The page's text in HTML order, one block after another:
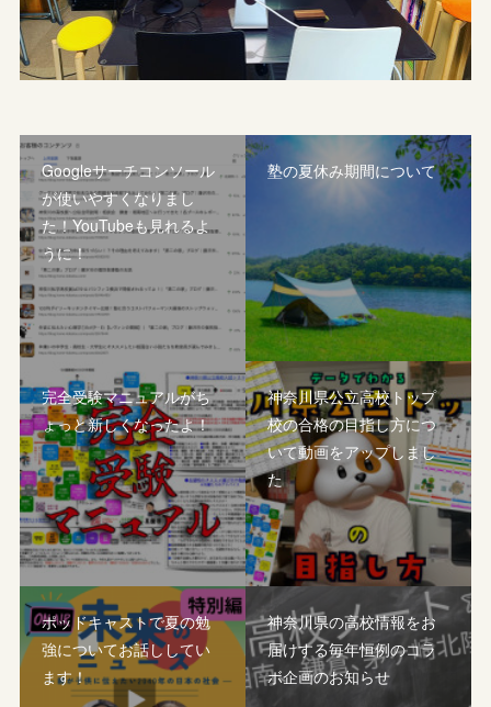
Googleサーチコンソール
が使いやすくなりまし
た！YouTubeも見れるよ
うに！
塾の夏休み期間について
完全受験マニュアルがち
ょっと新しくなったよ！
神奈川県公立高校トップ
校の合格の目指し方につ
いて動画をアップしまし
た
ポッドキャストで夏の勉
強についてお話ししてい
ます！
神奈川県の高校情報をお
届けする毎年恒例のコラ
ボ企画のお知らせ